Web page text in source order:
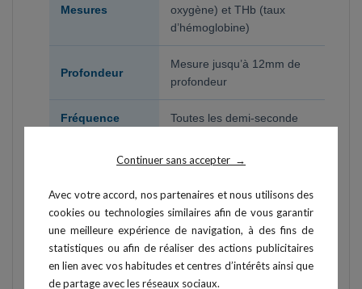
Continuer sans accepter →
Avec votre accord, nos partenaires et nous utilisons des
cookies ou technologies similaires afin de vous garantir
une meilleure expérience de navigation, à des fins de
statistiques ou afin de réaliser des actions publicitaires
en lien avec vos habitudes et centres d’intérêts ainsi que
de partage avec les réseaux sociaux.
Mesures
oxygène) et THb (taux
d’hémoglobine)
Profondeur
Mesure jusqu’à 12mm de
profondeur
Fréquence
Toutes les demi-seconde
données
lissage
Dimensions
62x52x15mm (sans écran
de protection) /
128x115x30mm (avec
écran)